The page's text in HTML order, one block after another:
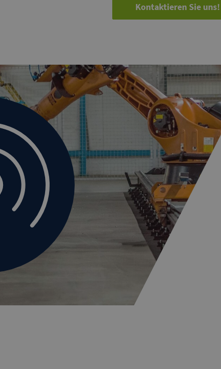
Kontaktieren Sie uns!